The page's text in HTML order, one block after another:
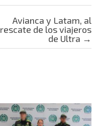
Avianca y Latam, al
rescate de los viajeros
de Ultra →